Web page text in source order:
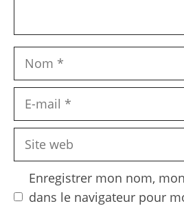
Nom
Site
Enregistrer mon nom,
dans le navigateur pour